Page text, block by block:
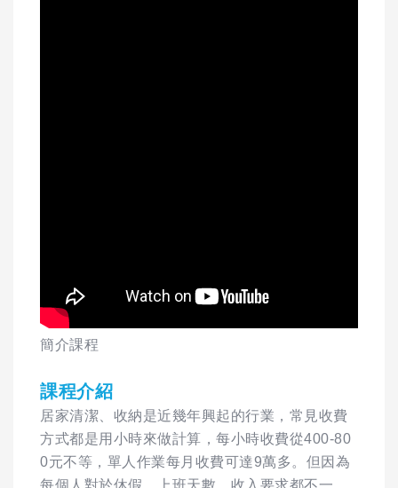
簡介課程
課程介紹
居家清潔、收納是近幾年興起的行業，常見收費
方式都是用小時來做計算，每小時收費從400-80
0元不等，單人作業每月收費可達9萬多。但因為
每個人對於休假、上班天數、收入要求都不一